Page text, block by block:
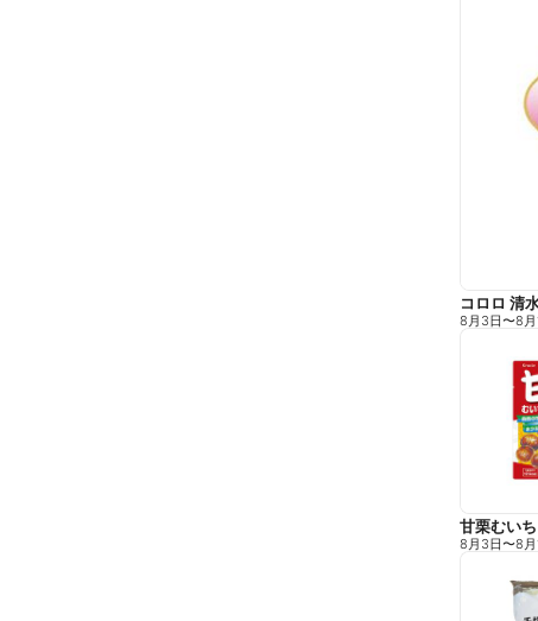
コロロ 清
8月3日〜8月
甘栗むい
8月3日〜8月